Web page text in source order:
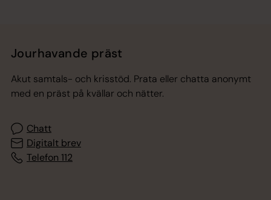
Jourhavande präst
Akut samtals- och krisstöd. Prata eller chatta anonymt
med en präst på kvällar och nätter.
Chatt
Digitalt brev
Telefon 112